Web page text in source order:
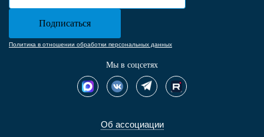
Об ассоциации
Политика в отношении обработки персональных данных
Мы в соцсетях